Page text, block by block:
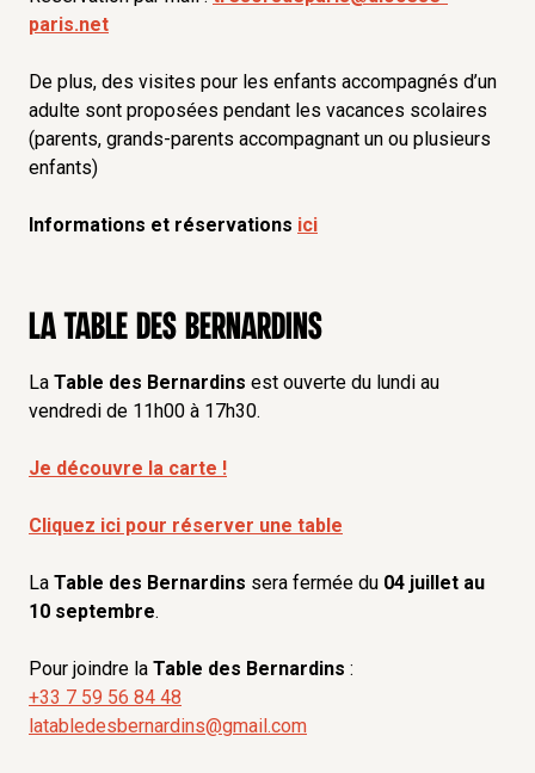
paris.net
De plus, des visites pour les enfants accompagnés d’un
adulte sont proposées pendant les vacances scolaires
(parents, grands-parents accompagnant un ou plusieurs
enfants)
Informations et réservations ici
La table des Bernardins
La Table des Bernardins est ouverte du lundi au
vendredi de 11h00 à 17h30.
Je découvre la carte !
Cliquez ici pour réserver une table
La Table des Bernardins sera fermée du 04 juillet au
10 septembre.
Pour joindre la Table des Bernardins :
+33 7 59 56 84 48
latabledesbernardins@gmail.com